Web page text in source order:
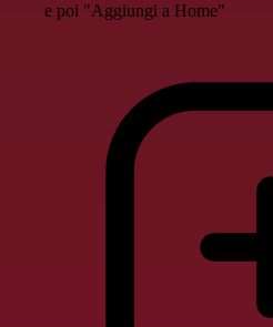
e poi "Aggiungi a Home"